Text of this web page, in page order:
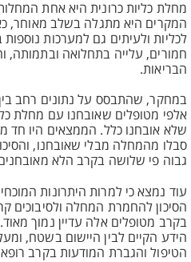
מחלת כליות כרונית היא אחת
המקרים היא מתגלה בשלב מאוחר,
לכליות ולעיתים גם למערכות
חמורים, עלייה בתחלואה ובתמותה,
הבריאות.
אלפי מטופלים שאובחנו עם מחלת
סבלו מהמחלה מבלי שאובחנו,
גבוה פי שלושה בקרב הלא
עוד נמצא כי למרות היתרונות
הסיכון להחמרת המחלה ולסיבוכים
בקרב מטופלים אלה עדיין נמוך
הידע הקיים לבין היישום בשטח,
הטיפול והגברת המודעות בקרב